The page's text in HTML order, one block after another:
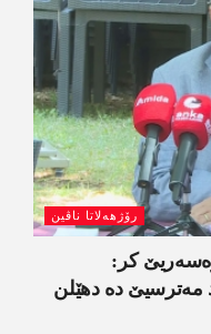
رۆژھەلاتا ناڤین
کر:
مەترسیێ دە دھێلن